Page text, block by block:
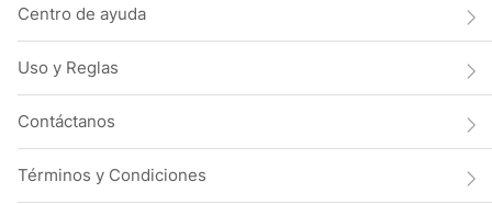
Centro de ayuda
Uso y Reglas
Contáctanos
Términos y Condiciones